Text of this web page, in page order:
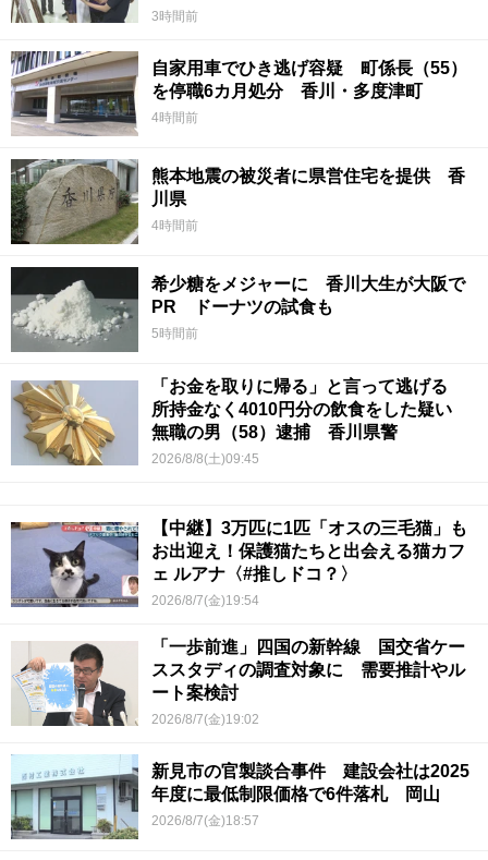
3時間前
自家用車でひき逃げ容疑 町係長（55）
を停職6カ月処分 香川・多度津町
4時間前
熊本地震の被災者に県営住宅を提供 香
川県
4時間前
希少糖をメジャーに 香川大生が大阪で
PR ドーナツの試食も
5時間前
「お金を取りに帰る」と言って逃げる
所持金なく4010円分の飲食をした疑い
無職の男（58）逮捕 香川県警
2026/8/8(土)09:45
【中継】3万匹に1匹「オスの三毛猫」も
お出迎え！保護猫たちと出会える猫カフ
ェ ルアナ〈#推しドコ？〉
2026/8/7(金)19:54
「一歩前進」四国の新幹線 国交省ケー
ススタディの調査対象に 需要推計やル
ート案検討
2026/8/7(金)19:02
新見市の官製談合事件 建設会社は2025
年度に最低制限価格で6件落札 岡山
2026/8/7(金)18:57